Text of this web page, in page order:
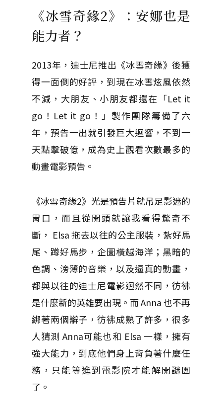
《冰雪奇緣2》：安娜也是
能力者？
2013年，迪士尼推出《冰雪奇緣》後獲
得一面倒的好評，到現在冰雪炫風依然
不減，大朋友、小朋友都還在「Let it
go！Let it go！」製作團隊籌備了六
年，預告一出就引發巨大迴響，不到一
天點擊破億，成為史上觀看次數最多的
動畫電影預告。
《冰雪奇緣2》光是預告片就吊足影迷的
胃口，而且從開頭就讓我看得驚奇不
斷， Elsa 拖去以往的公主服裝，紮好馬
尾、蹲好馬步，企圖橫越海洋；黑暗的
色調、滂薄的音樂，以及逼真的動畫，
都與以往的迪士尼電影迥然不同，彷彿
是什麼新的英雄要出現。而 Anna 也不再
綁著兩個辮子，彷彿成熟了許多，很多
人猜測 Anna可能也和 Elsa 一樣，擁有
強大能力，到底他們身上背負著什麼任
務，只能等進到電影院才能解開謎團
了。